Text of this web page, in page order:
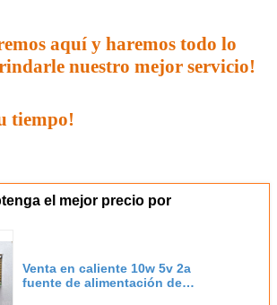
aquí y haremos todo lo
nuestro mejor servicio!
tiempo!
el mejor precio por
Venta en caliente 10w 5v 2a
fuente de alimentación de